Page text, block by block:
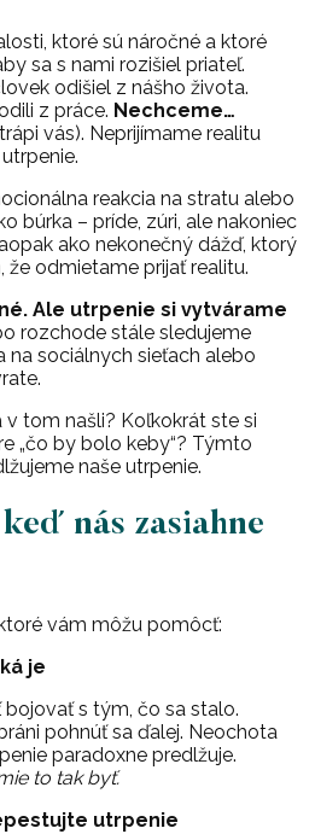
ktoré sú náročné a ktoré
sa s nami rozišiel priateľ.
odišiel z nášho života.
z práce. Nechceme…
vás). Neprijímame realitu
reakcia na stratu alebo
búrka – príde, zúri, ale nakoniec
ako nekonečný dážď, ktorý
odmietame prijať realitu.
Ale utrpenie si vytvárame
rozchode stále sledujeme
na sociálnych sieťach alebo
v tom našli? Koľkokrát ste si
„čo by bolo keby“? Týmto
naše utrpenie.
nás zasiahne
vám môžu pomôcť:
je
s tým, čo sa stalo.
pohnúť sa ďalej. Neochota
paradoxne predlžuje.
to tak byť.
utrpenie